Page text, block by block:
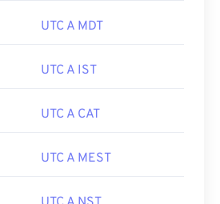
UTC A MDT
UTC A IST
UTC A CAT
UTC A MEST